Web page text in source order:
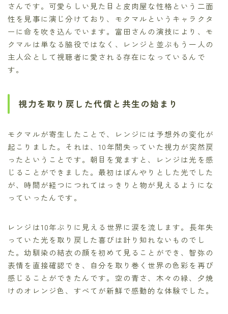
さんです。可愛らしい見た目と皮肉屋な性格という二面
性を見事に演じ分けており、モクマルというキャラクタ
ーに命を吹き込んでいます。富田さんの演技により、モ
クマルは単なる脇役ではなく、レンジと並ぶもう一人の
主人公として視聴者に愛される存在になっているんで
す。
視力を取り戻した代償と共生の始まり
モクマルが寄生したことで、レンジには予想外の変化が
起こりました。それは、10年間失っていた視力が突然戻
ったということです。朝目を覚ますと、レンジは光を感
じることができました。最初はぼんやりとした光でした
が、時間が経つにつれてはっきりと物が見えるようにな
っていったんです。
レンジは10年ぶりに見える世界に涙を流します。長年失
っていた光を取り戻した喜びは計り知れないものでし
た。幼馴染の結衣の顔を初めて見ることができ、智弥の
表情を直接確認でき、自分を取り巻く世界の色彩を再び
感じることができたんです。空の青さ、木々の緑、夕焼
けのオレンジ色、すべてが新鮮で感動的な体験でした。